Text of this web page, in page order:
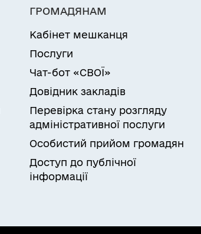
ГРОМАДЯНАМ
Кабінет мешканця
Послуги
Чат-бот «СВОЇ»
Довідник закладів
Перевірка стану розгляду
адміністративної послуги
Особистий прийом громадян
Доступ до публічної
інформації